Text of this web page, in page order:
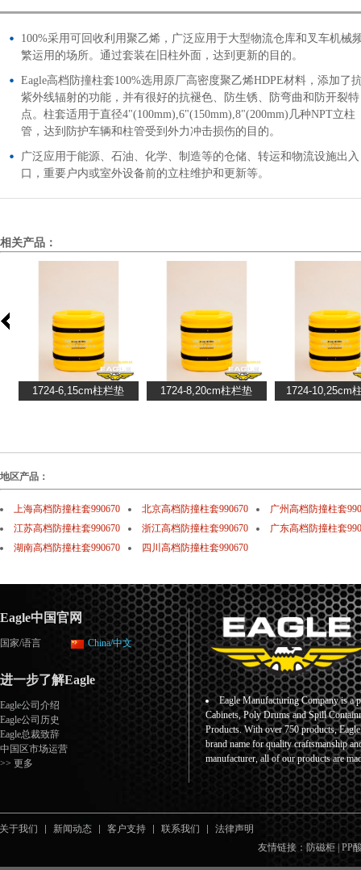
100%采用可回收利用聚乙烯，广泛应用于大型物流仓库和叉车机械
繁运用的场所。通过套装在旧柱外面，达到更新的目的。
Eagle高档防撞柱套100%选用原厂高密度聚乙烯HDPE材料，添加了
紫外线辐射的功能，并有很好的抗褪色、防生锈、防弯曲和防开裂特
点。柱套适用于直径4"(100mm),6"(150mm),8"(200mm)几种NPT立柱
管，达到防护车辆和柱管受到外力冲击损伤的目的。
广泛应用于能源、石油、化学、制造等的仓储、转运和物流设施出入
口，重要户内或室外设备前的立柱维护和更新等。
相关产品：
地区产品：
上海高档防撞柱套990670 北京高档防撞柱套990670
广州高档防撞柱套
江苏高档防撞柱套990670
浙江高档防撞柱套990670
广东高档防撞柱套
湖南高档防撞柱套990670
四川高档防撞柱套990670
Eagle中国官网
国家/语言 China/中文
进一步了解Eagle
Eagle公司介绍
Eagle公司历史
Eagle总裁致辞
中国区市场运营
>> 更多
Eagle Manufacturing Company is a
Cabinets, Poly Drums and Spill
Products. With over 750 products,
brand name for quality craftsmanship
manufacturer, all of our products are
关于我们 新闻动态 客户支持 联系我们
法律声明
友情链接： 防磁柜 PP